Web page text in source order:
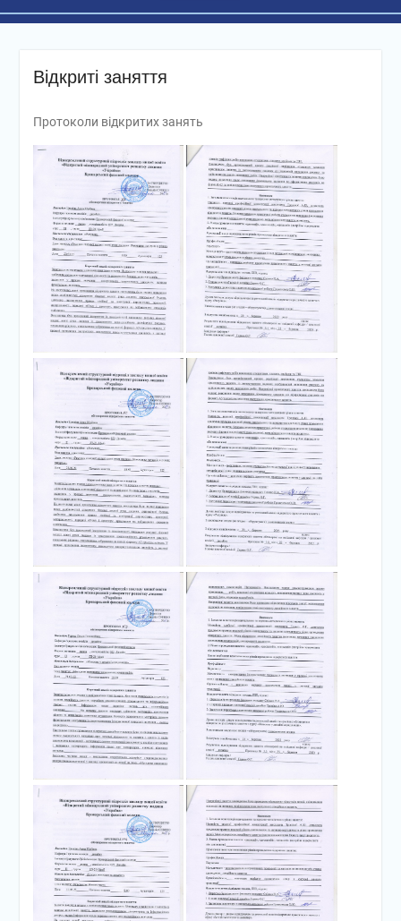
Відкриті заняття
Протоколи відкритих занять